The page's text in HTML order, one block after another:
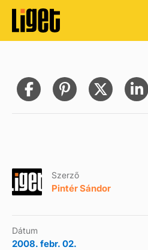
Szerző
Pintér Sándor
Dátum
2008. febr. 02.